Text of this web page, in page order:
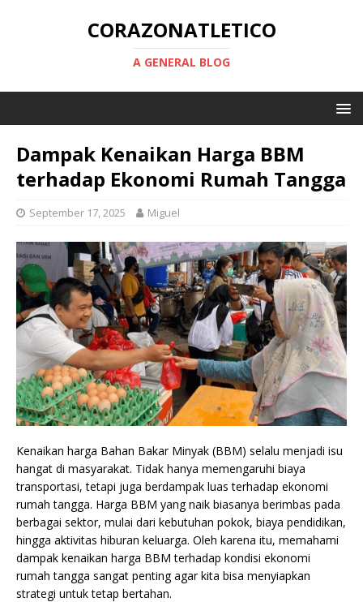
CORAZONATLETICO
A GENERAL BLOG
Dampak Kenaikan Harga BBM
terhadap Ekonomi Rumah Tangga
September 17, 2025 Miguel
Kenaikan harga Bahan Bakar Minyak (BBM) selalu menjadi isu
hangat di masyarakat. Tidak hanya memengaruhi biaya
transportasi, tetapi juga berdampak luas terhadap ekonomi
rumah tangga. Harga BBM yang naik biasanya berimbas pada
berbagai sektor, mulai dari kebutuhan pokok, biaya pendidikan,
hingga aktivitas hiburan keluarga. Oleh karena itu, memahami
dampak kenaikan harga BBM terhadap kondisi ekonomi
rumah tangga sangat penting agar kita bisa menyiapkan
strategi untuk tetap bertahan.